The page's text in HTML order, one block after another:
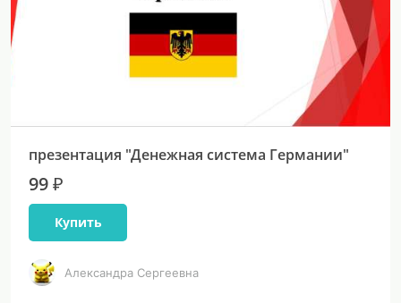
презентация "Денежная система Германии"
99 ₽
Купить
Александра Сергеевна